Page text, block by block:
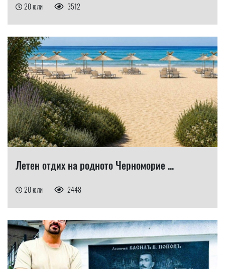
20 юли 3512
Летен отдих на родното Черноморие ...
20 юли 2448